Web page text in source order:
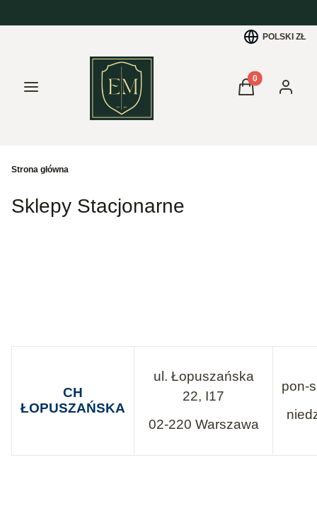
POLSKI ZŁ
Menu Produkty w
Koszyk Zaloguj
Strona główna
Sklepy Stacjonarne
CH
ŁOPUSZAŃSKA
ul. Łopuszańska
22, I17
02-220 Warszawa
pon-